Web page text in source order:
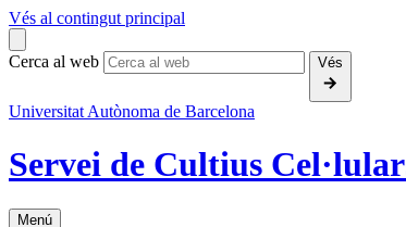
Vés al contingut principal
Cerca al web Vés
Universitat Autònoma de Barcelona
Servei de Cultius
Menú